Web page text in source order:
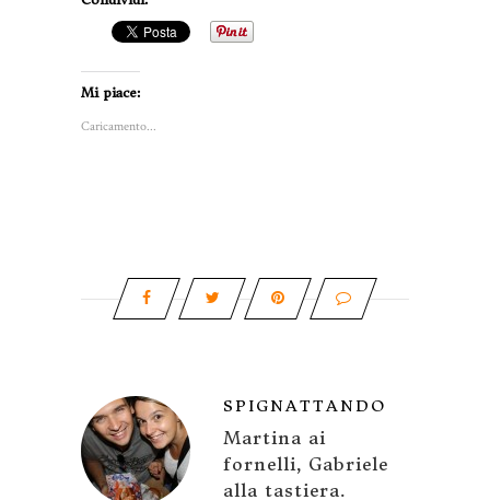
Mi piace:
Caricamento...
SPIGNATTANDO
Martina ai
fornelli, Gabriele
alla tastiera.